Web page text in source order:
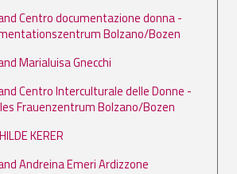
Centro documentazione donna -
Bolzano/Bozen
Marialuisa Gnecchi
Centro Interculturale delle Donne -
Frauenzentrum Bolzano/Bozen
KERER
Andreina Emeri Ardizzone